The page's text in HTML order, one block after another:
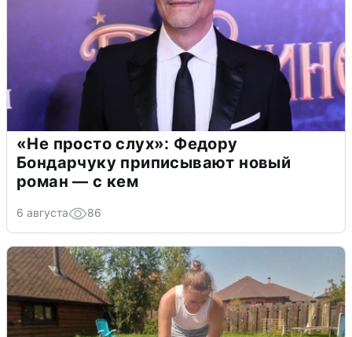
«Не просто слух»: Федору
Бондарчуку приписывают новый
роман — с кем
6 августа 86